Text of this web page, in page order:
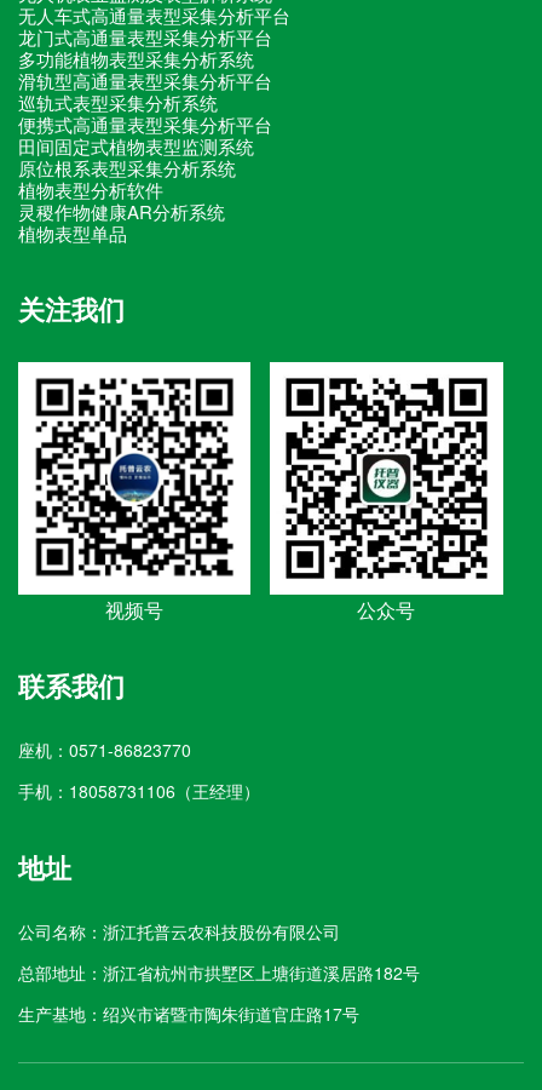
无人车式高通量表型采集分析平台
龙门式高通量表型采集分析平台
多功能植物表型采集分析系统
滑轨型高通量表型采集分析平台
巡轨式表型采集分析系统
便携式高通量表型采集分析平台
田间固定式植物表型监测系统
原位根系表型采集分析系统
植物表型分析软件
灵稷作物健康AR分析系统
植物表型单品
关注我们
视频号 公众号
联系我们
座机：0571-86823770
手机：18058731106（王经理）
地址
公司名称：浙江托普云农科技股份有限公司
总部地址：浙江省杭州市拱墅区上塘街道溪居路182号
生产基地：绍兴市诸暨市陶朱街道官庄路17号